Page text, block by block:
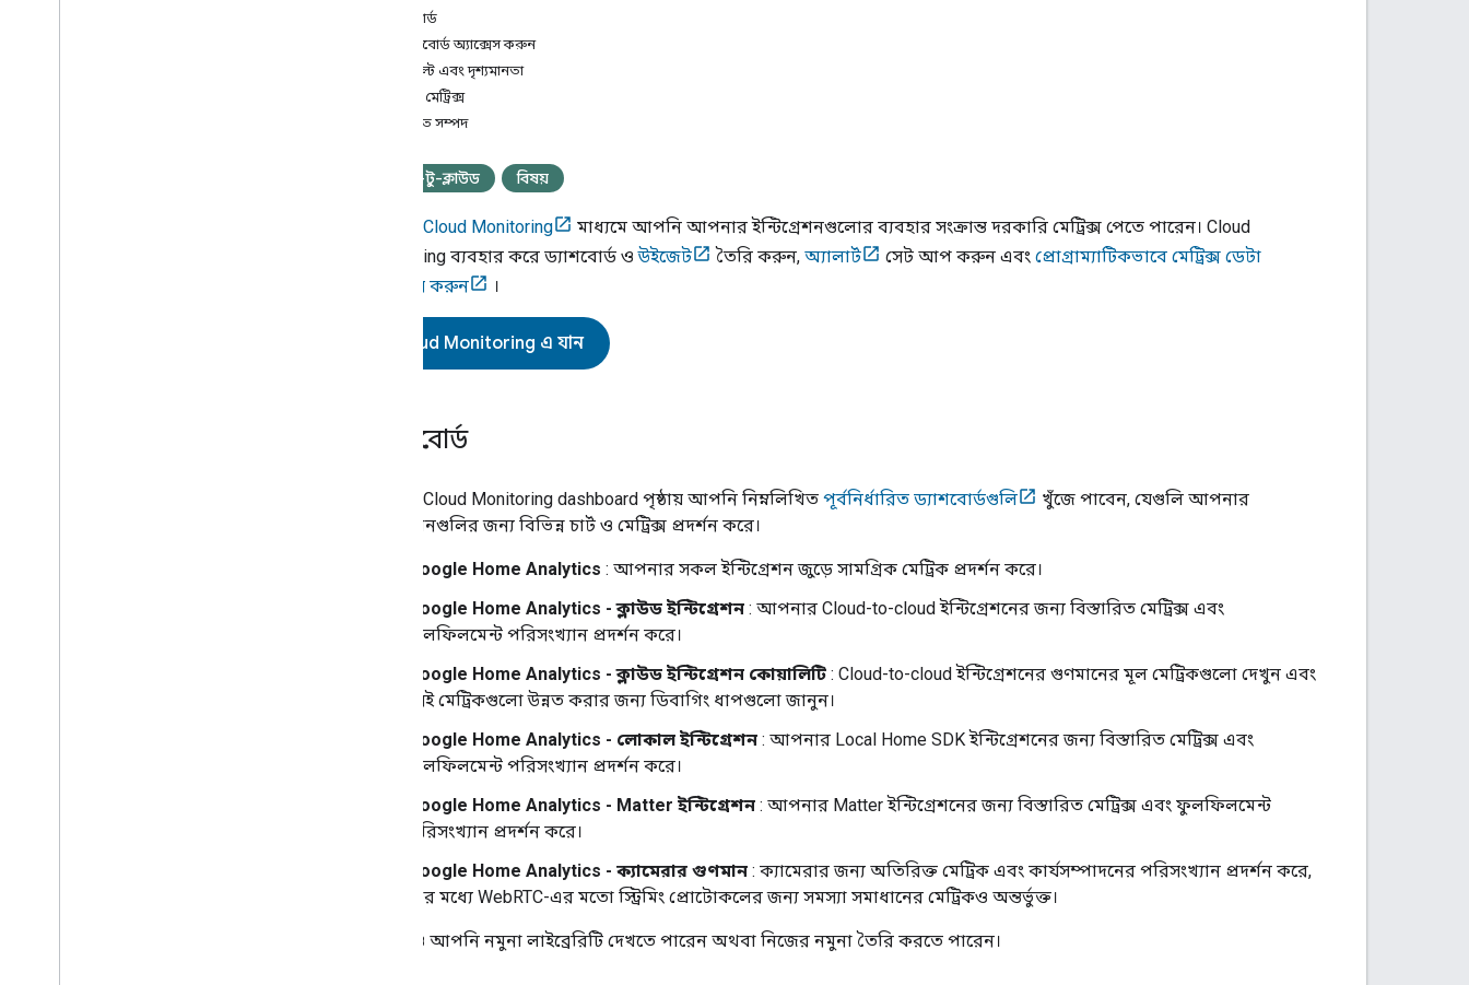
ড্যাশবোর্ড
ড্যাশবোর্ড অ্যাক্সেস করুন
ডিফল্ট এবং দৃশ্যমানতা
সমর্থিত মেট্রিক্স
সম্পর্কিত সম্পদ
ক্লাউড-টু-ক্লাউড বিষয়
Google Cloud Monitoring মাধ্যমে আপনি আপনার ইন্টিগ্রেশনগুলোর ব্যবহার সংক্রান্ত দরকারি মেট্রিক্স পেতে পারেন। Cloud
Monitoring ব্যবহার করে ড্যাশবোর্ড ওউইজেট তৈরি করুন, অ্যালার্ট সেট আপ করুন এবং প্রোগ্রাম্যাটিকভাবে মেট্রিক্স ডেটা
অ্যাক্সেস করুন
।
Cloud Monitoring এ যান
ড্যাশবোর্ড
Google Cloud Monitoring dashboard পৃষ্ঠায় আপনি নিম্নলিখিত পূর্বনির্ধারিত ড্যাশবোর্ডগুলি
খুঁজে পাবেন, যেগুলি আপনার
ইন্টিগ্রেশনগুলির জন্য বিভিন্ন চার্ট ও মেট্রিক্স প্রদর্শন করে।
Google Home Analytics : আপনার সকল ইন্টিগ্রেশন জুড়ে সামগ্রিক মেট্রিক প্রদর্শন করে।
Google Home Analytics - ক্লাউড ইন্টিগ্রেশন : আপনার Cloud-to-cloudইন্টিগ্রেশনের জন্য বিস্তারিত মেট্রিক্স এবং
ফুলফিলমেন্ট পরিসংখ্যান প্রদর্শন করে।
Google Home Analytics - ক্লাউড ইন্টিগ্রেশন কোয়ালিটি : Cloud-to-cloudইন্টিগ্রেশনের গুণমানের মূল মেট্রিকগুলো দেখুন এবং
সেই মেট্রিকগুলো উন্নত করার জন্য ডিবাগিং ধাপগুলো জানুন।
Google Home Analytics - লোকাল ইন্টিগ্রেশন : আপনার Local Home SDKইন্টিগ্রেশনের জন্য বিস্তারিত মেট্রিক্স এবং
ফুলফিলমেন্ট পরিসংখ্যান প্রদর্শন করে।
Google Home Analytics - Matter ইন্টিগ্রেশন : আপনার Matterইন্টিগ্রেশনের জন্য বিস্তারিত মেট্রিক্স এবং ফুলফিলমেন্ট
পরিসংখ্যান প্রদর্শন করে।
Google Home Analytics - ক্যামেরার গুণমান : ক্যামেরার জন্য অতিরিক্ত মেট্রিক এবং কার্যসম্পাদনের পরিসংখ্যান প্রদর্শন করে,
যার মধ্যে WebRTC-এর মতো স্ট্রিমিং প্রোটোকলের জন্য সমস্যা সমাধানের মেট্রিকও অন্তর্ভুক্ত।
এছাড়াও আপনি নমুনা লাইব্রেরিটি দেখতে পারেন অথবা নিজের নমুনা তৈরি করতে পারেন।